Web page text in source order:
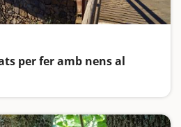
per fer amb nens al